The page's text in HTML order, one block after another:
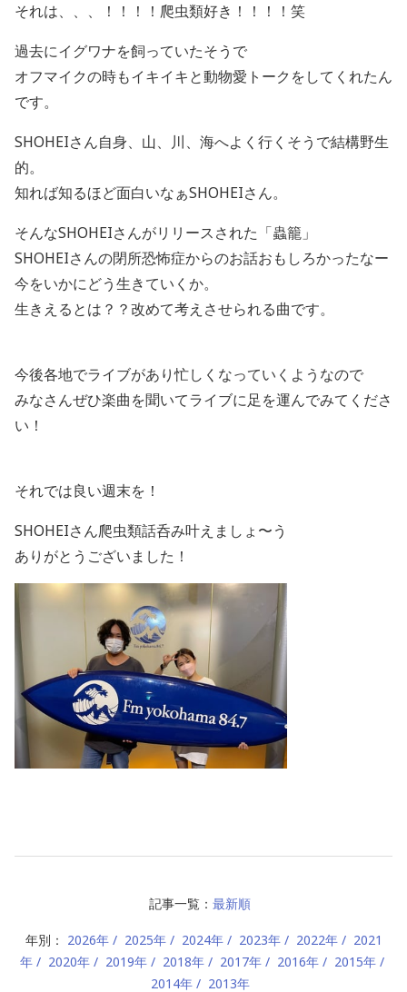
それは、、、！！！！爬虫類好き！！！！笑
過去にイグワナを飼っていたそうで
オフマイクの時もイキイキと動物愛トークをしてくれたん
です。
SHOHEIさん自身、山、川、海へよく行くそうで結構野生
的。
知れば知るほど面白いなぁSHOHEIさん。
そんなSHOHEIさんがリリースされた「蟲籠」
SHOHEIさんの閉所恐怖症からのお話おもしろかったなー
今をいかにどう生きていくか。
生きえるとは？？改めて考えさせられる曲です。
今後各地でライブがあり忙しくなっていくようなので
みなさんぜひ楽曲を聞いてライブに足を運んでみてくださ
い！
それでは良い週末を！
SHOHEIさん爬虫類話呑み叶えましょ〜う
ありがとうございました！
記事一覧： 最新順
年別： 2026年 2025年 2024年 2023年 2022年
2021
年
2020年 2019年 2018年 2017年 2016年
2015年
2014年
2013年